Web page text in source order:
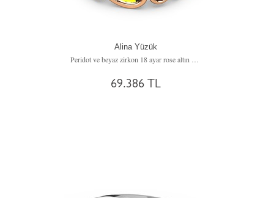
Alina Yüzük
69.386 TL